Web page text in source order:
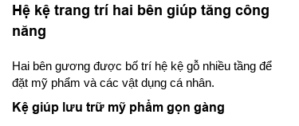
Hệ kệ trang trí hai bên giúp tăng công
năng
Hai bên gương được bố trí hệ kệ gỗ nhiều tầng để
đặt mỹ phẩm và các vật dụng cá nhân.
Kệ giúp lưu trữ mỹ phẩm gọn gàng